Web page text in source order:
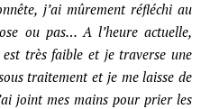
j’ai mûrement réfléchi au
ou pas… A l’heure actuelle,
très faible et je traverse une
traitement et je me laisse de
joint mes mains pour prier les